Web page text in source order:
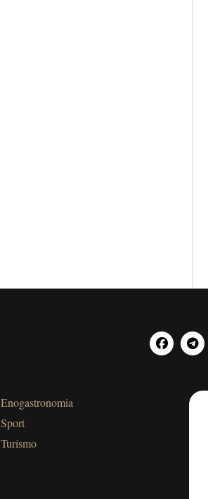
Enogastronomia
Sport
Turismo